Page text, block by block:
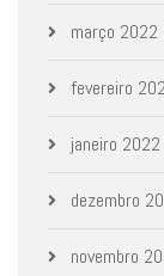
março 2022
fevereiro
janeiro 2022
dezembro
novembro